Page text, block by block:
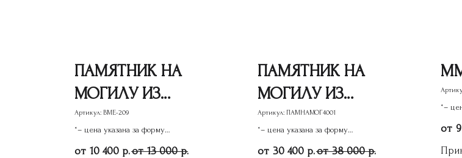
ПАМЯТНИК НА
МОГИЛУ ИЗ
ГРАНИТА
ВМЕ-209
Артикул: ВМЕ-209
*– цена указана за форму
10 400 р. 13 000 р.
ПАМЯТНИК НА
МОГИЛУ ИЗ
ГРАНИТА ГС-56
Артикул: ПАМНАМОГ4001
*– цена указана за форму
30 400 р. 38 000 р.
*–